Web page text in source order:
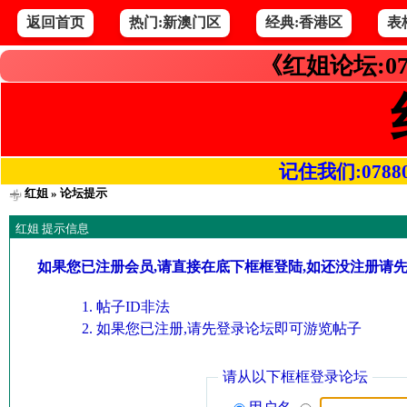
返回首页 热门:新澳门区 经典:香港区 表
《红姐论坛
记住我们
红姐» 论坛提示
红姐 提示信息
如果您已注册会员,请直接在底下框框登陆,如还没注册请
帖子ID非法
如果您已注册,请先登录论坛即可游览帖子
请从以下框框登录论坛